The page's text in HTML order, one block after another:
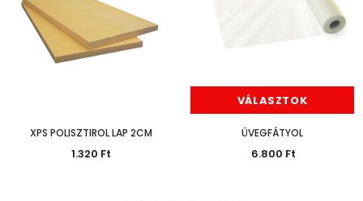
XPS POLISZTIROL LAP 2CM
1.320 Ft
VÁLASZTOK
ÜVEGFÁTYOL
6.800 Ft